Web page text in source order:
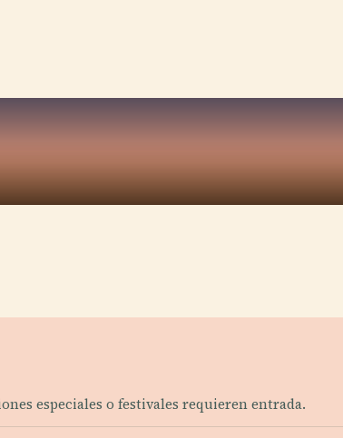
especiales o festivales requieren entrada.